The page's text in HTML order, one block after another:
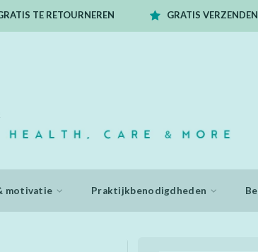
TE RETOURNEREN GRATIS
motivatie Praktijkbenodigdheden